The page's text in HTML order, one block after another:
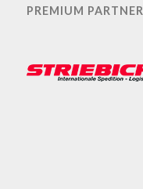
PREMIUM PARTNER